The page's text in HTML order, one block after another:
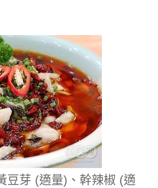
豆芽 (適量)、幹辣椒 (適